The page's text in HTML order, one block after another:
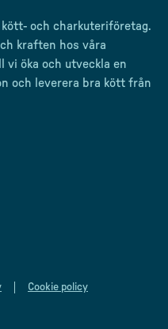
och charkuteriföretag.
kraften hos våra
vi öka och utveckla en
och leverera bra kött från
Cookie policy